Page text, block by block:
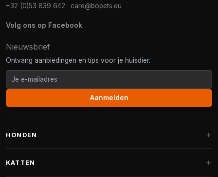
+32 (0)53 839 642 · care@bopets.eu
Volg ons op Facebook
Nieuwsbrief
Ontvang aanbiedingen en tips voor je huisdier.
Aanmelden
HONDEN
KATTEN